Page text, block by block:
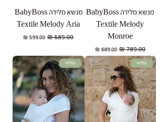
מנשא מלידה BabyBoss
Textile Melody
Monroe
מחיר רגיל‏789.00 ‏₪ מחיר מבצע‏689.00 ‏₪
מנשא מלידה BabyBoss
Textile Melody Aria
מחיר רגיל‏689.00 ‏₪ מחיר מבצע
במלאי במלאי